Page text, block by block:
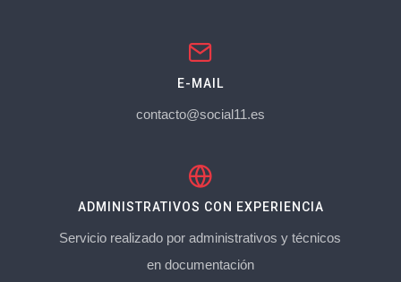
E-MAIL
contacto@social11.es
ADMINISTRATIVOS CON EXPERIENCIA
Servicio realizado por administrativos y técnicos
en documentación